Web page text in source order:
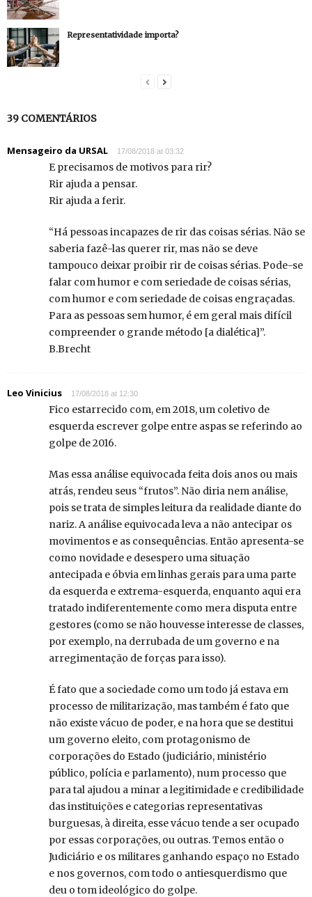
Representatividade importa?
39 COMENTÁRIOS
Mensageiro da URSAL 17/08/2018 at 03:32
E precisamos de motivos para rir?
Rir ajuda a pensar.
Rir ajuda a ferir.
“Há pessoas incapazes de rir das coisas sérias. Não se
saberia fazê-las querer rir, mas não se deve
tampouco deixar proibir rir de coisas sérias. Pode-se
falar com humor e com seriedade de coisas sérias,
com humor e com seriedade de coisas engraçadas.
Para as pessoas sem humor, é em geral mais difícil
compreender o grande método [a dialética]”.
B.Brecht
Leo Vinicius 17/08/2018 at 12:30
Fico estarrecido com, em 2018, um coletivo de
esquerda escrever golpe entre aspas se referindo ao
golpe de 2016.
Mas essa análise equivocada feita dois anos ou mais
atrás, rendeu seus “frutos”. Não diria nem análise,
pois se trata de simples leitura da realidade diante do
nariz. A análise equivocada leva a não antecipar os
movimentos e as consequências. Então apresenta-se
como novidade e desespero uma situação
antecipada e óbvia em linhas gerais para uma parte
da esquerda e extrema-esquerda, enquanto aqui era
tratado indiferentemente como mera disputa entre
gestores (como se não houvesse interesse de classes,
por exemplo, na derrubada de um governo e na
arregimentação de forças para isso).
É fato que a sociedade como um todo já estava em
processo de militarização, mas também é fato que
não existe vácuo de poder, e na hora que se destitui
um governo eleito, com protagonismo de
corporações do Estado (judiciário, ministério
público, polícia e parlamento), num processo que
para tal ajudou a minar a legitimidade e credibilidade
das instituições e categorias representativas
burguesas, à direita, esse vácuo tende a ser ocupado
por essas corporações, ou outras. Temos então o
Judiciário e os militares ganhando espaço no Estado
e nos governos, com todo o antiesquerdismo que
deu o tom ideológico do golpe.